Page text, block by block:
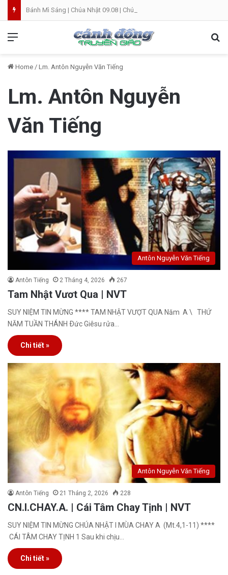
Bánh Mì Sáng | Chúa Nhật 09.08 | Chúa Nhật XIX Thường Niên
Home / Lm. Antôn Nguyễn Văn Tiếng
Lm. Antôn Nguyễn
Văn Tiếng
Antôn Nguyễn Văn Tiếng
Antôn Tiếng 2 Tháng 4, 2026 267
Tam Nhật Vươt Qua | NVT
SUY NIỆM TIN MỪNG **** TAM NHẬT VƯỢT QUA Năm A \ THỨ
NĂM TUẦN THÁNH Ðức Giêsu rửa…
Chi tiết »
Antôn Nguyễn Văn Tiếng
Antôn Tiếng 21 Tháng 2, 2026 228
CN.I.CHAY.A. | Cái Tâm Chay Tịnh | NVT
SUY NIỆM TIN MỪNG CHÚA NHẬT I MÙA CHAY A (Mt.4,1-11) ****
CÁI TÂM CHAY TỊNH 1 Sau khi chịu…
Chi tiết »